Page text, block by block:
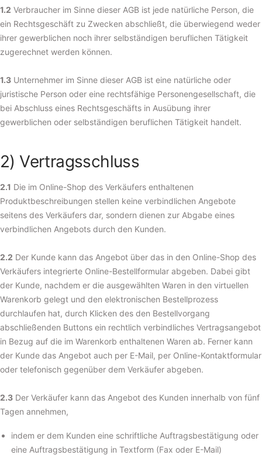
1.2 Verbraucher im Sinne dieser AGB ist jede natürliche Person, die
ein Rechtsgeschäft zu Zwecken abschließt, die überwiegend weder
ihrer gewerblichen noch ihrer selbständigen beruflichen Tätigkeit
zugerechnet werden können.
1.3 Unternehmer im Sinne dieser AGB ist eine natürliche oder
juristische Person oder eine rechtsfähige Personengesellschaft, die
bei Abschluss eines Rechtsgeschäfts in Ausübung ihrer
gewerblichen oder selbständigen beruflichen Tätigkeit handelt.
2) Vertragsschluss
2.1 Die im Online-Shop des Verkäufers enthaltenen
Produktbeschreibungen stellen keine verbindlichen Angebote
seitens des Verkäufers dar, sondern dienen zur Abgabe eines
verbindlichen Angebots durch den Kunden.
2.2 Der Kunde kann das Angebot über das in den Online-Shop des
Verkäufers integrierte Online-Bestellformular abgeben. Dabei gibt
der Kunde, nachdem er die ausgewählten Waren in den virtuellen
Warenkorb gelegt und den elektronischen Bestellprozess
durchlaufen hat, durch Klicken des den Bestellvorgang
abschließenden Buttons ein rechtlich verbindliches Vertragsangebot
in Bezug auf die im Warenkorb enthaltenen Waren ab. Ferner kann
der Kunde das Angebot auch per E-Mail, per Online-Kontaktformular
oder telefonisch gegenüber dem Verkäufer abgeben.
2.3 Der Verkäufer kann das Angebot des Kunden innerhalb von fünf
Tagen annehmen,
indem er dem Kunden eine schriftliche Auftragsbestätigung oder
eine Auftragsbestätigung in Textform (Fax oder E-Mail)